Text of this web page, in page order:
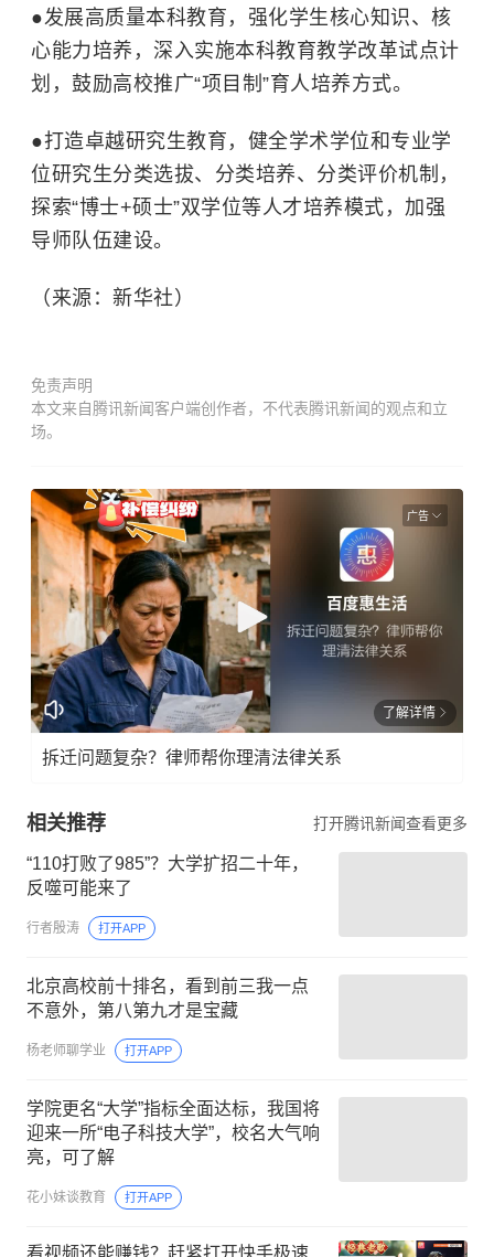
●发展高质量本科教育，强化学生核心知识、核
心能力培养，深入实施本科教育教学改革试点计
划，鼓励高校推广“项目制”育人培养方式。
●打造卓越研究生教育，健全学术学位和专业学
位研究生分类选拔、分类培养、分类评价机制，
探索“博士+硕士”双学位等人才培养模式，加强
导师队伍建设。
（来源：新华社）
免责声明
本文来自腾讯新闻客户端创作者，不代表腾讯新闻的观点和立
场。
广告
了解详情
拆迁问题复杂？律师帮你理清法律关系
相关推荐 打开腾讯新闻查看更多
“110打败了985”？大学扩招二十年，
反噬可能来了
行者殷涛 打开APP
北京高校前十排名，看到前三我一点
不意外，第八第九才是宝藏
杨老师聊学业 打开APP
学院更名“大学”指标全面达标，我国将
迎来一所“电子科技大学”，校名大气响
亮，可了解
花小妹谈教育 打开APP
看视频还能赚钱？赶紧打开快手极速